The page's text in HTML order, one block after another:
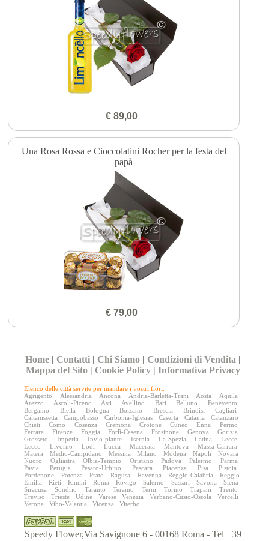
€ 89,00
Una Rosa Rossa e Cioccolatini Rocher per la festa del
papà
€ 79,00
Home | Contatti | Chi Siamo | Condizioni di Vendita |
Mappa del Sito | Cookie Policy |Informativa Privacy
Elenco delle città servite per mandare i vostri fiori:
Agrigento
Alessandria Ancona Andria-Barletta-Trani Aosta
Aquila
Arezzo
Ascoli-Piceno Asti Avellino Bari Belluno
Benevento
Bergamo
Biella Bologna Bolzano Brescia Brindisi
Cagliari
Caltanissetta
Campobasso Carbonia-Iglesias Caserta Catania
Catanzaro
Chieti
Como Cosenza Cremona Crotone Cuneo Enna
Fermo
Ferrara
Firenze Foggia Forlì-Cesena Frosinone Genova
Gorizia
Grosseto
Imperia Invio-piante Isernia La-Spezia Latina
Lecce
Lecco
Livorno Lodi Lucca Macerata Mantova
Massa-Carrara
Matera
Medio-Campidano Messina Milano Modena Napoli
Novara
Nuoro
Ogliastra Olbia-Tempio Oristano Padova Palermo
Parma
Pavia
Perugia Pesaro-Urbino Pescara Piacenza Pisa
Pistoia
Pordenone
Potenza Prato Ragusa Ravenna Reggio-Calabria
Reggio-
Emilia
Rieti Rimini Roma Rovigo Salerno Sassari Savona
Siena
Siracusa
Sondrio Taranto Teramo Terni Torino Trapani
Trento
Treviso
Trieste Udine Varese Venezia Verbano-Cusio-Ossola
Vercelli
Verona
Vibo-Valentia Vicenza Viterbo
Speedy Flower,Via Savignone 6 - 00168 Roma - Tel +39